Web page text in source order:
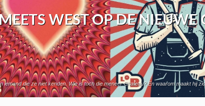
WEST OP DE NIEUWE
die ze niet kenden. Wie is toch die meneer Chateau? En waarom maakt hij